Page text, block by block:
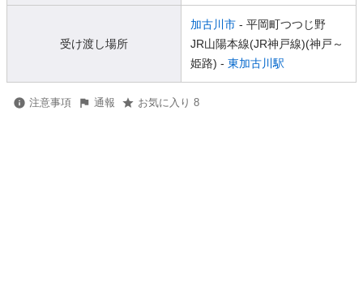
受け渡し場所
加古川市 - 平岡町つつじ野
JR山陽本線(JR神戸線)(神戸～
姫路) - 東加古川駅
注意事項 通報 お気に入り 8